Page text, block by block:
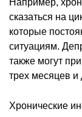
сказаться на
которые
ситуациям.
также могут
трех месяцев и
Хронические